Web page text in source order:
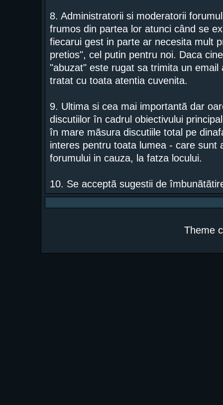
8. Administratorii si moderatorii
frumos din partea lor atunci când se
fiecarui gest in parte ar necesita mult
pretios", cel putin pentru noi. Daca
"abuzat" este rugat sa trimita un
tratat cu toata atentia cuvenita.
9. Ultima si cea mai importantã dar
discutiilor în cadrul obiectivului
în mare mãsura discutiile total pe
interes pentru toata lumea - care sunt
forumului in cauza, la fatza locului.
10. Se acceptã sugestii de
Theme